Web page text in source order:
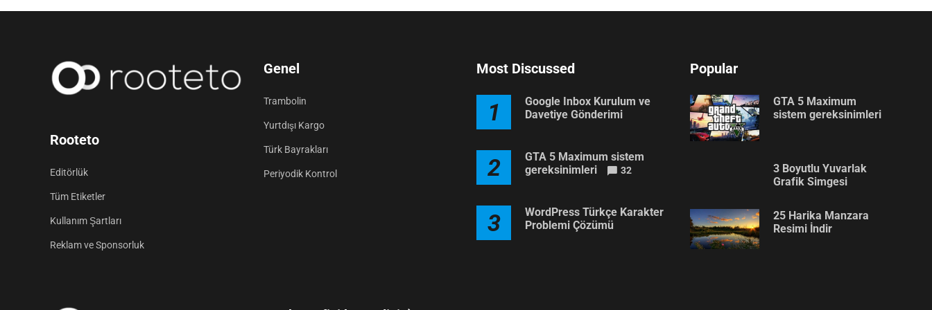
Rooteto
Editörlük
Tüm Etiketler
Kullanım Şartları
Reklam ve Sponsorluk
Genel
Trambolin
Yurtdışı Kargo
Türk Bayrakları
Periyodik Kontrol
Most Discussed
1
Google Inbox Kurulum ve
Davetiye Gönderimi
2
GTA 5 Maximum sistem
gereksinimleri
32
3
WordPress Türkçe Karakter
Problemi Çözümü
Popular
GTA 5 Maximum
sistem gereksinimleri
3 Boyutlu Yuvarlak
Grafik Simgesi
25 Harika Manzara
Resimi İndir